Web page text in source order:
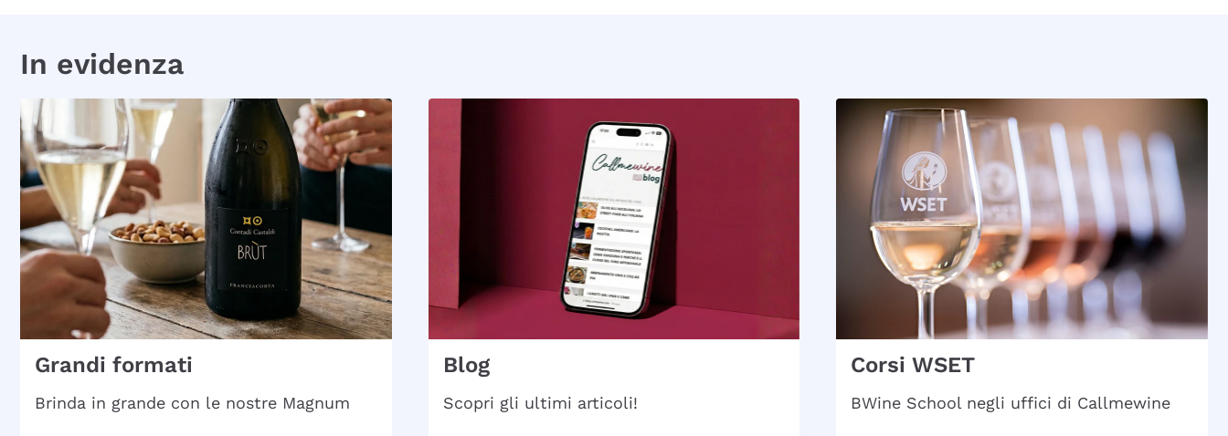
In evidenza
Grandi formati
Brinda in grande con le nostre Magnum
Blog
Scopri gli ultimi articoli!
Corsi WSET
BWine School negli uffici di Callmewine